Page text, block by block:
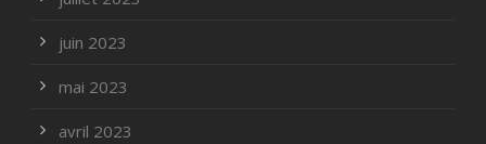
juin 2023
mai 2023
avril 2023